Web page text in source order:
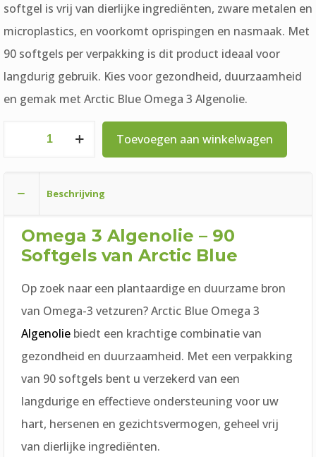
softgel is vrij van dierlijke ingrediënten, zware metalen en
microplastics, en voorkomt oprispingen en nasmaak. Met
90 softgels per verpakking is dit product ideaal voor
langdurig gebruik. Kies voor gezondheid, duurzaamheid
en gemak met Arctic Blue Omega 3 Algenolie.
Omega
aantal
Toevoegen aan winkelwagen
Beschrijving
Omega 3 Algenolie – 90
Softgels van Arctic Blue
Op zoek naar een plantaardige en duurzame bron
van Omega-3 vetzuren? Arctic Blue Omega 3
Algenoliebiedt een krachtige combinatie van
gezondheid en duurzaamheid. Met een verpakking
van 90 softgels bent u verzekerd van een
langdurige en effectieve ondersteuning voor uw
hart, hersenen en gezichtsvermogen, geheel vrij
van dierlijke ingrediënten.